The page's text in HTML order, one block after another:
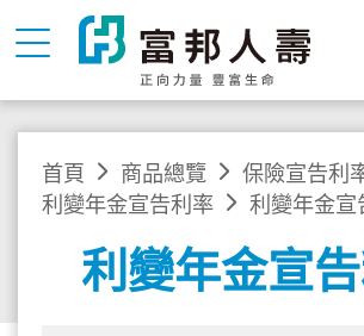
首頁 商品總覽
保險宣告利
利變年金宣告利率
利變年金宣
利變年金宣